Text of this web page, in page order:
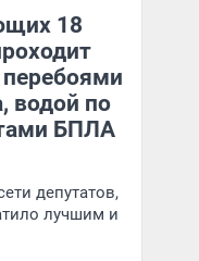
18
водой по
БПЛА
депутатов,
лучшим и